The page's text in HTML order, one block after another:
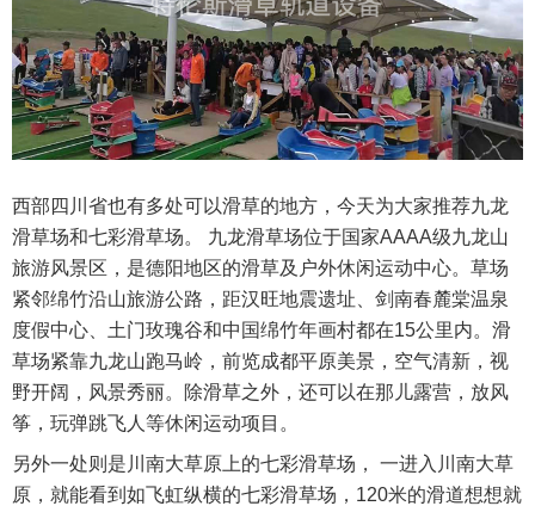
西部四川省也有多处可以滑草的地方，今天为大家推荐九龙
滑草场和七彩滑草场。 九龙滑草场位于国家AAAA级九龙山
旅游风景区，是德阳地区的滑草及户外休闲运动中心。草场
紧邻绵竹沿山旅游公路，距汉旺地震遗址、剑南春麓棠温泉
度假中心、土门玫瑰谷和中国绵竹年画村都在15公里内。滑
草场紧靠九龙山跑马岭，前览成都平原美景，空气清新，视
野开阔，风景秀丽。除滑草之外，还可以在那儿露营，放风
筝，玩弹跳飞人等休闲运动项目。
另外一处则是川南大草原上的七彩滑草场， 一进入川南大草
原，就能看到如飞虹纵横的七彩滑草场，120米的滑道想想就